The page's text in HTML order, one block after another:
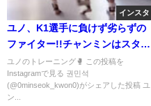
インスタ
ユノ、K1選手に負けず劣らずの
ファイター!!チャンミンはスタバ
🚲
ユノのトレーニング🥊 この投稿を
Instagramで見る 권민석
(@0minseok_kwon0)がシェアした投稿 ユ
ン...